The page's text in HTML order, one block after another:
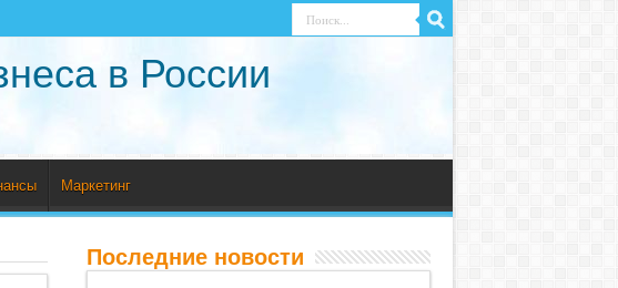
в России
Маркетинг
Последние новости